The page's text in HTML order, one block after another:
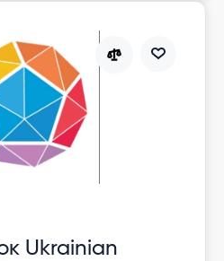
Ukrainian